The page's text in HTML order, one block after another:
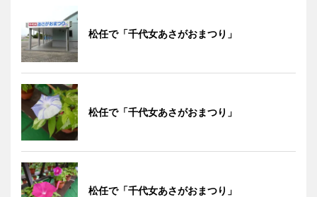
松任で「千代女あさがおまつり」
松任で「千代女あさがおまつり」
松任で「千代女あさがおまつり」